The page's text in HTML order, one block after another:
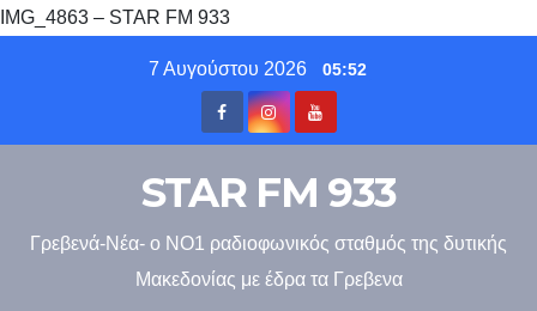
IMG_4863 – STAR FM 933
7 Αυγούστου 2026 05:52
STAR FM 933
Γρεβενά-Νέα- ο ΝΟ1 ραδιοφωνικός σταθμός της δυτικής
Μακεδονίας με έδρα τα Γρεβενα